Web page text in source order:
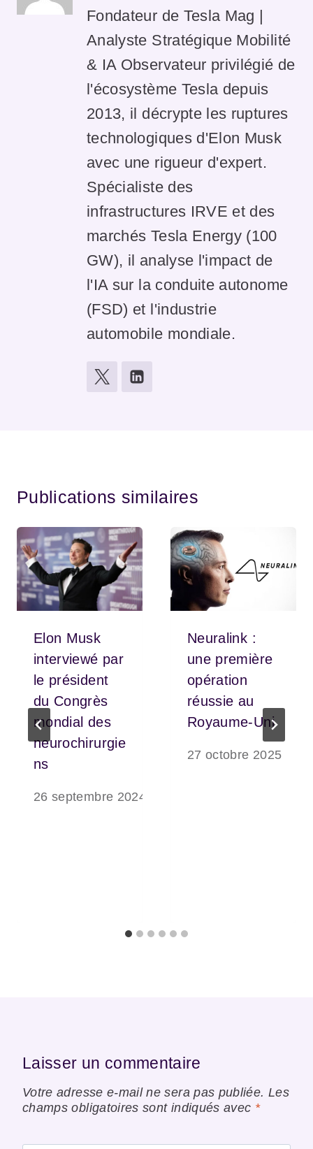
Fondateur de Tesla Mag |
Analyste Stratégique Mobilité
& IA Observateur privilégié de
l'écosystème Tesla depuis
2013, il décrypte les ruptures
technologiques d'Elon Musk
avec une rigueur d'expert.
Spécialiste des
infrastructures IRVE et des
marchés Tesla Energy (100
GW), il analyse l'impact de
l'IA sur la conduite autonome
(FSD) et l'industrie
automobile mondiale.
Publications similaires
Elon Musk
interviewé par
le président
du Congrès
mondial des
neurochirurgie
ns
26 septembre 2024
Neuralink :
une première
opération
réussie au
Royaume-Uni
27 octobre 2025
Laisser un commentaire
Votre adresse e-mail ne sera pas publiée. Les
champs obligatoires sont indiqués avec *